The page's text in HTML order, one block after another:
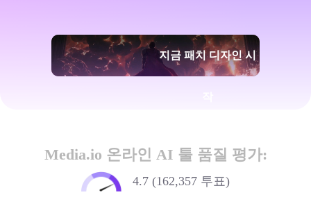
지금 패치 디자인 시
Media.io 온라인 AI 툴 품질 평가:
4.7 (162,357 투표)